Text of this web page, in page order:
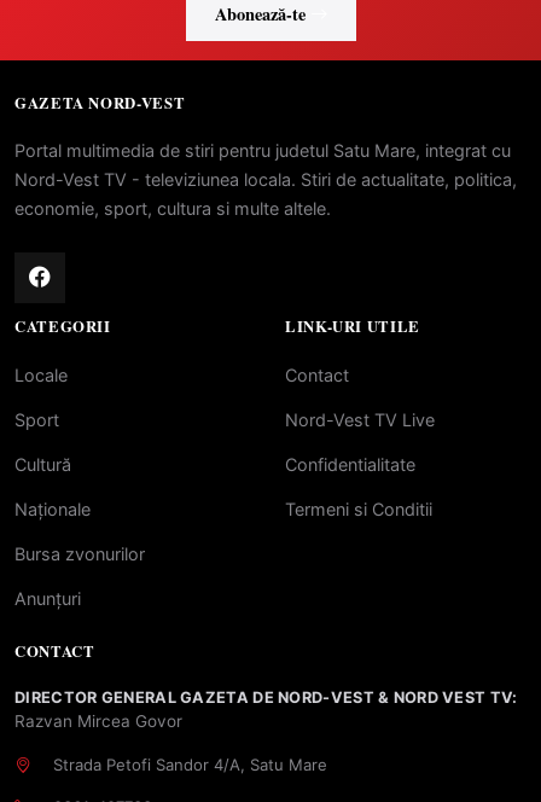
Abonează-te
GAZETA NORD-VEST
Portal multimedia de stiri pentru judetul Satu Mare, integrat cu
Nord-Vest TV - televiziunea locala. Stiri de actualitate, politica,
economie, sport, cultura si multe altele.
CATEGORII
Locale
Sport
Cultură
Naționale
Bursa zvonurilor
Anunțuri
LINK-URI UTILE
Contact
Nord-Vest TV Live
Confidentialitate
Termeni si Conditii
CONTACT
DIRECTOR GENERAL GAZETA DE NORD-VEST & NORD VEST TV:
Razvan Mircea Govor
Strada Petofi Sandor 4/A, Satu Mare